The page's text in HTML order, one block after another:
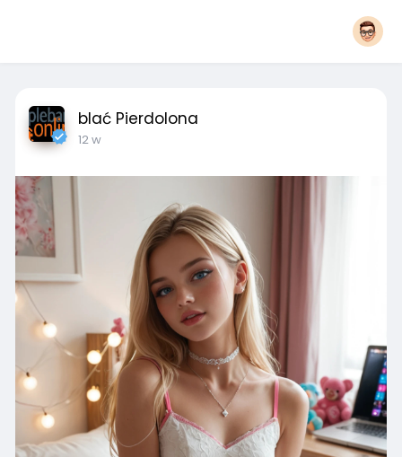
blać Pierdolona
12 w